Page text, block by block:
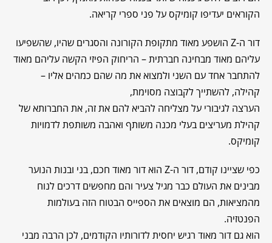
הקוראים יעדיפו קומיקס על פני ספרי קריאה.
דור ה-Z הושפע מאוד מתקופת הקורונה והסגרים שהיו, שהשפיעו
עליהם מאוד מבחינה חברתית – הריחוק הפיזי הקשה עליהם מאוד
להתחבר אחד עם השני ולמצוא את מה שהם כמהים אליו –
קהילה, להשתייך לקבוצה מסוימת,
הערצה לגיבורי על מצליחה להביא להם את זה, את החברותא של
קהילת מעריצים בעלי מכנה משותף ואהבה משותפת לדמויות
קומיקס.
כפי שציינו קודם, דור ה-Z הוא דור מאוד חכם, בני ובנות הנוער
מבינים את העולם כבר מגיל צעיר והם מחפשים דרכים לנוח
מהמציאות, הם מוצאים את הספייס הבטוח הזה בעולמות
הפנטזיה.
הוא גם דור מאוד רגיש יחסית לדורותיו הקודמים, לכן הרבה מבני